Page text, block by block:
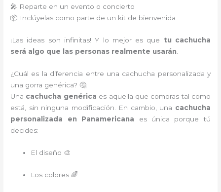
🎤 Reparte en un evento o concierto
📦 Inclúyelas como parte de un kit de bienvenida
¡Las ideas son infinitas! Y lo mejor es que tu cachucha
será algo que las personas realmente usarán
¿Cuál es la diferencia entre una cachucha personalizada y
una gorra genérica? 🤔
Una cachucha genérica es aquella que compras tal como
está, sin ninguna modificación. En cambio, una cachucha
personalizada en Panamericana es única porque tú
decides:
El diseño 🎨
Los colores 🌈